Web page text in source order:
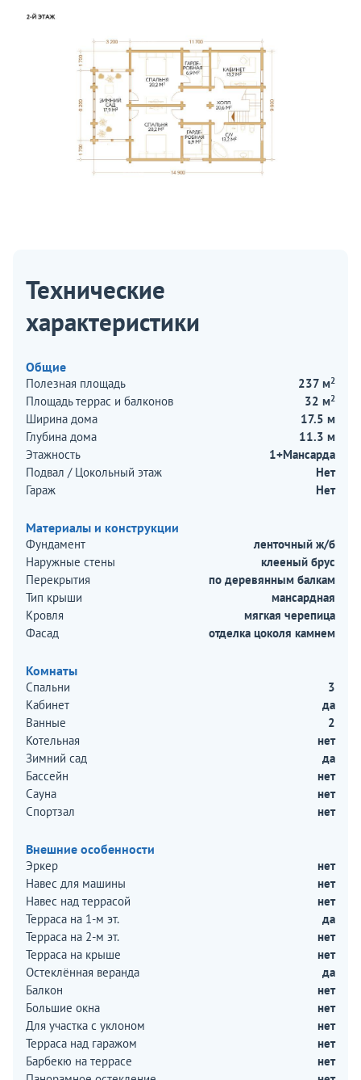
Технические
характеристики
Общие
Полезная площадь 237 м2
Площадь террас и балконов 32 м2
Ширина дома
17.5 м
Глубина дома
11.3 м
Этажность
1+Мансарда
Подвал / Цокольный этаж
Нет
Гараж
Нет
Материалы и конструкции
Фундамент
ленточный ж/б
Наружные стены
клееный брус
Перекрытия
по деревянным балкам
Тип крыши
мансардная
Кровля
мягкая черепица
Фасад
отделка цоколя камнем
Комнаты
Спальни
3
Кабинет
да
Ванные
2
Котельная
нет
Зимний сад
да
Бассейн
нет
Сауна
нет
Спортзал
нет
Внешние особенности
Эркер
нет
Навес для машины
нет
Навес над террасой
нет
Терраса на 1-м эт.
да
Терраса на 2-м эт.
нет
Терраса на крыше
нет
Остеклённая веранда
да
Балкон
нет
Большие окна
нет
Для участка с уклоном
нет
Терраса над гаражом
нет
Барбекю на террасе
нет